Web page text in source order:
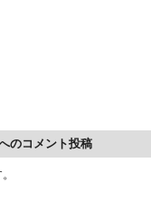
のコメント投稿